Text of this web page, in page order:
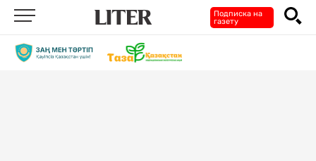
Подписка на
газету